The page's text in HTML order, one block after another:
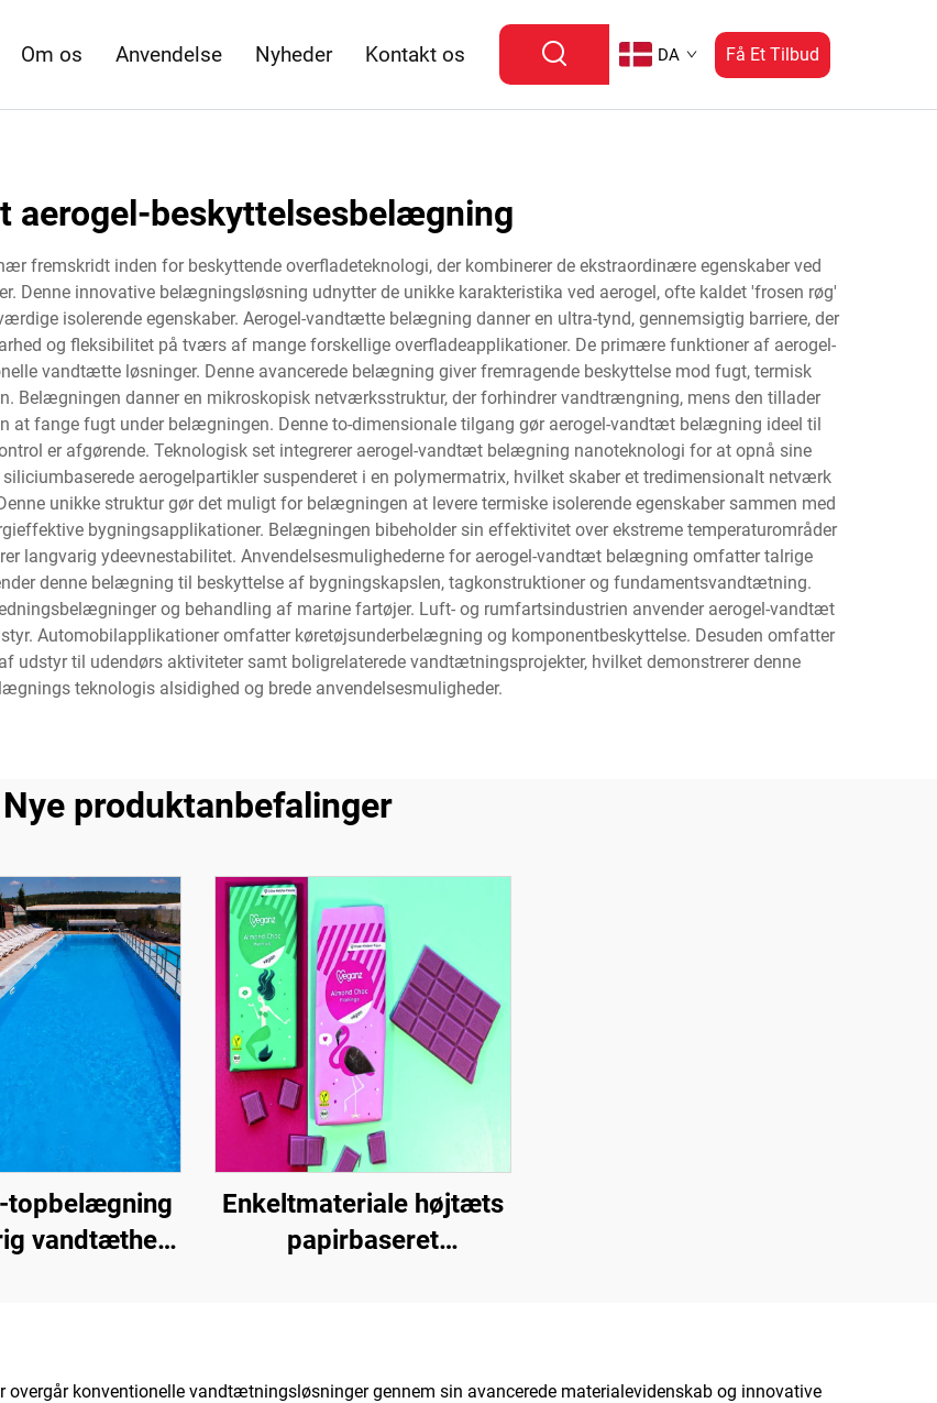
Om os Anvendelse Nyheder Kontakt os DA Få Et Tilbud
aerogel-beskyttelsesbelægning
fremskridt inden for beskyttende overfladeteknologi, der kombinerer de ekstraordinære egenskaber ved
Denne innovative belægningsløsning udnytter de unikke karakteristika ved aerogel, ofte kaldet 'frosen røg'
isolerende egenskaber. Aerogel-vandtætte belægning danner en ultra-tynd, gennemsigtig barriere, der
og fleksibilitet på tværs af mange forskellige overfladeapplikationer. De primære funktioner af aerogel-
vandtætte løsninger. Denne avancerede belægning giver fremragende beskyttelse mod fugt, termisk
Belægningen danner en mikroskopisk netværksstruktur, der forhindrer vandtrængning, mens den tillader
at fange fugt under belægningen. Denne to-dimensionale tilgang gør aerogel-vandtæt belægning ideel til
er afgørende. Teknologisk set integrerer aerogel-vandtæt belægning nanoteknologi for at opnå sine
aerogelpartikler suspenderet i en polymermatrix, hvilket skaber et tredimensionalt netværk
unikke struktur gør det muligt for belægningen at levere termiske isolerende egenskaber sammen med
bygningsapplikationer. Belægningen bibeholder sin effektivitet over ekstreme temperaturområder
langvarig ydeevnestabilitet. Anvendelsesmulighederne for aerogel-vandtæt belægning omfatter talrige
denne belægning til beskyttelse af bygningskapslen, tagkonstruktioner og fundamentsvandtætning.
og behandling af marine fartøjer. Luft- og rumfartsindustrien anvender aerogel-vandtæt
Automobilapplikationer omfatter køretøjsunderbelægning og komponentbeskyttelse. Desuden omfatter
udstyr til udendørs aktiviteter samt boligrelaterede vandtætningsprojekter, hvilket demonstrerer denne
teknologis alsidighed og brede anvendelsesmuligheder.
Nye produktanbefalinger
topbelægning
vandtæthed,
Enkeltmateriale højtæts
papirbaseret
kaffe, nødder,
konventionelle vandtætningsløsninger gennem sin avancerede materialevidenskab og innovative